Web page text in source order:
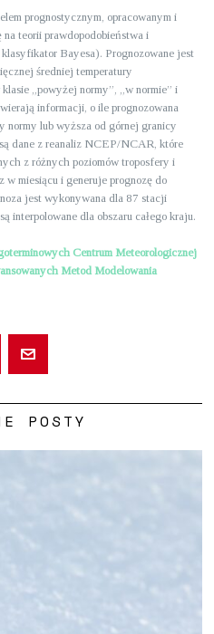
prognostycznym, opracowanym i
teorii prawdopodobieństwa i
Bayesa). Prognozowane jest
średniej temperatury
„powyżej normy”, „w normie” i
informacji, o ile prognozowana
normy lub wyższa od górnej granicy
dane z reanaliz NCEP/NCAR, które
z różnych poziomów troposfery i
miesiącu i generuje prognozę do
jest wykonywana dla 87 stacji
interpolowane dla obszaru całego kraju.
Centrum Meteorologicznej
Metod Modelowania
POSTY